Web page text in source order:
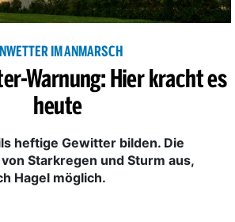
IM ANMARSCH
Warnung: Hier kracht es
heute
heftige Gewitter bilden. Die
Starkregen und Sturm aus,
Hagel möglich.